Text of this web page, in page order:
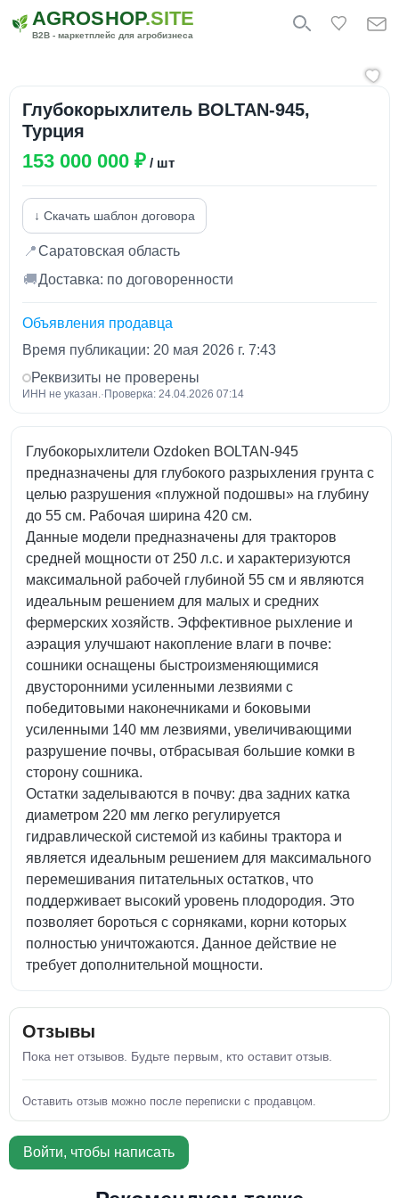
AGROSHOP.SITE
B2B - маркетплейс для агробизнеса
Глубокорыхлитель BOLTAN-945,
Турция
153 000 000 ₽ / шт
↓ Скачать шаблон договора
📍Саратовская область
🚚Доставка: по договоренности
Объявления продавца
Время публикации: 20 мая 2026 г. 7:43
Реквизиты не проверены
ИНН не указан.· Проверка: 24.04.2026 07:14
Глубокорыхлители Ozdoken BOLTAN-945
предназначены для глубокого разрыхления грунта с
целью разрушения «плужной подошвы» на глубину
до 55 см. Рабочая ширина 420 см.
Данные модели предназначены для тракторов
средней мощности от 250 л.с. и характеризуются
максимальной рабочей глубиной 55 см и являются
идеальным решением для малых и средних
фермерских хозяйств. Эффективное рыхление и
аэрация улучшают накопление влаги в почве:
сошники оснащены быстроизменяющимися
двусторонними усиленными лезвиями с
победитовыми наконечниками и боковыми
усиленными 140 мм лезвиями, увеличивающими
разрушение почвы, отбрасывая большие комки в
сторону сошника.
Остатки заделываются в почву: два задних катка
диаметром 220 мм легко регулируется
гидравлической системой из кабины трактора и
является идеальным решением для максимального
перемешивания питательных остатков, что
поддерживает высокий уровень плодородия. Это
позволяет бороться с сорняками, корни которых
полностью уничтожаются. Данное действие не
требует дополнительной мощности.
Отзывы
Пока нет отзывов. Будьте первым, кто оставит отзыв.
Оставить отзыв можно после переписки с продавцом.
Войти, чтобы написать